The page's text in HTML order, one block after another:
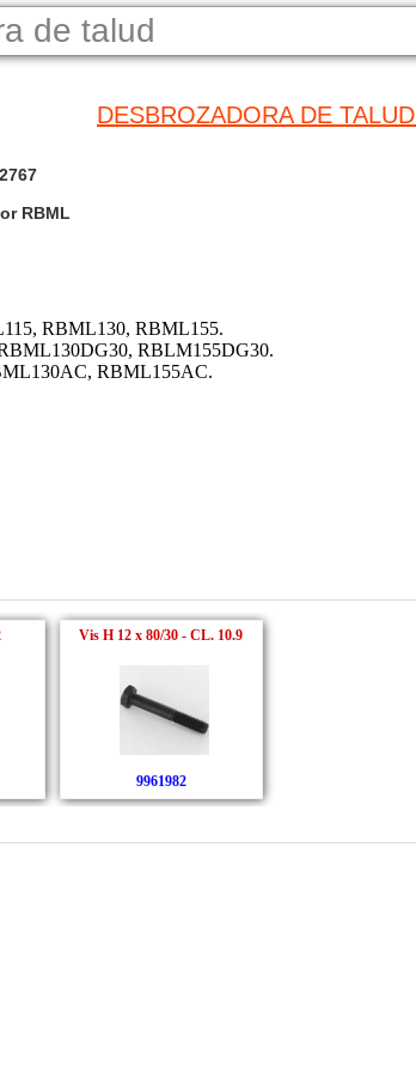
de talud
DESBROZADORA DE TALUD
RBML
RBML130, RBML155.
RBLM155DG30.
RBML155AC.
Vis H 12 x 80/30 - CL. 10.9
9961982